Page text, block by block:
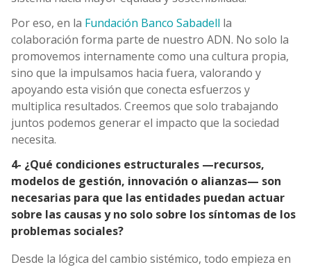
Por eso, en la Fundación Banco Sabadell la
colaboración forma parte de nuestro ADN. No solo la
promovemos internamente como una cultura propia,
sino que la impulsamos hacia fuera, valorando y
apoyando esta visión que conecta esfuerzos y
multiplica resultados. Creemos que solo trabajando
juntos podemos generar el impacto que la sociedad
necesita.
4- ¿Qué condiciones estructurales —recursos,
modelos de gestión, innovación o alianzas— son
necesarias para que las entidades puedan actuar
sobre las causas y no solo sobre los síntomas de los
problemas sociales?
Desde la lógica del cambio sistémico, todo empieza en